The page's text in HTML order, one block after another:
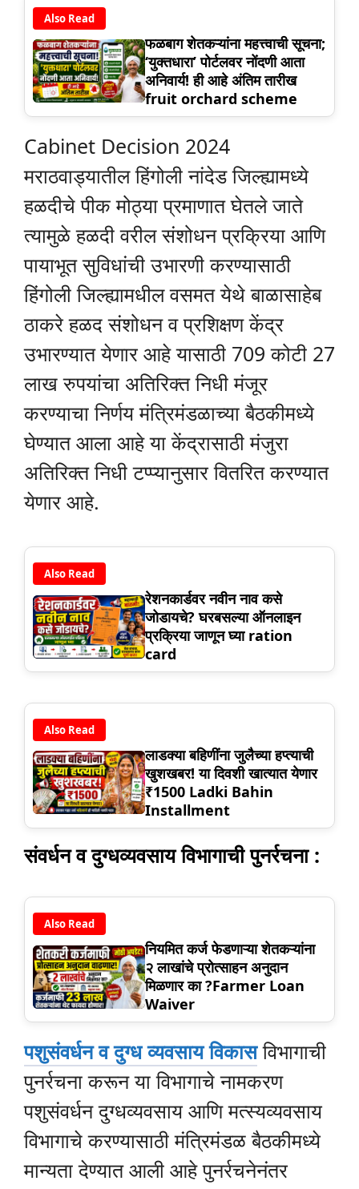
Also Read
फळबाग शेतकऱ्यांना महत्त्वाची सूचना;
‘युक्तधारा’ पोर्टलवर नोंदणी आता
अनिवार्य! ही आहे अंतिम तारीख
fruit orchard scheme
Cabinet Decision 2024
मराठवाड्यातील हिंगोली नांदेड जिल्ह्यामध्ये
हळदीचे पीक मोठ्या प्रमाणात घेतले जाते
त्यामुळे हळदी वरील संशोधन प्रक्रिया आणि
पायाभूत सुविधांची उभारणी करण्यासाठी
हिंगोली जिल्ह्यामधील वसमत येथे बाळासाहेब
ठाकरे हळद संशोधन व प्रशिक्षण केंद्र
उभारण्यात येणार आहे यासाठी 709 कोटी 27
लाख रुपयांचा अतिरिक्त निधी मंजूर
करण्याचा निर्णय मंत्रिमंडळाच्या बैठकीमध्ये
घेण्यात आला आहे या केंद्रासाठी मंजुरा
अतिरिक्त निधी टप्प्यानुसार वितरित करण्यात
येणार आहे.
Also Read
रेशनकार्डवर नवीन नाव कसे
जोडायचे? घरबसल्या ऑनलाइन
प्रक्रिया जाणून घ्या ration
card
Also Read
लाडक्या बहिणींना जुलैच्या हप्त्याची
खुशखबर! या दिवशी खात्यात येणार
₹1500 Ladki Bahin
Installment
संवर्धन व दुग्धव्यवसाय विभागाची पुनर्रचना :
Also Read
नियमित कर्ज फेडणाऱ्या शेतकऱ्यांना
२ लाखांचे प्रोत्साहन अनुदान
मिळणार का ?Farmer Loan
Waiver
पशुसंवर्धन व दुग्ध व्यवसाय विकासविभागाची
पुनर्रचना करून या विभागाचे नामकरण
पशुसंवर्धन दुग्धव्यवसाय आणि मत्स्यव्यवसाय
विभागाचे करण्यासाठी मंत्रिमंडळ बैठकीमध्ये
मान्यता देण्यात आली आहे पुनर्रचनेनंतर